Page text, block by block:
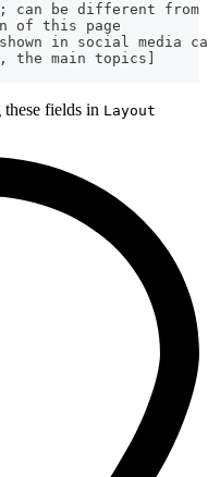
can be different from
of this page
in social media
, the main topics ]
fields in Layout